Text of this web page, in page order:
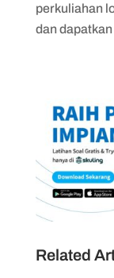
perkuliahan
dan
Related